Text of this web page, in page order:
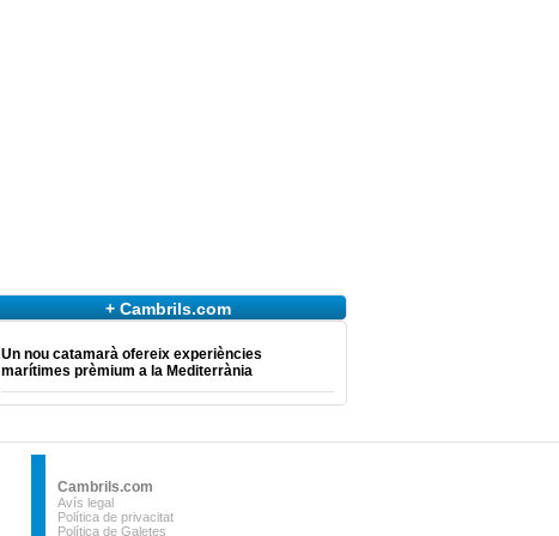
+ Cambrils.com
Un nou catamarà ofereix experiències
marítimes prèmium a la Mediterrània
Cambrils.com
Avís legal
Política de privacitat
Política de Galetes